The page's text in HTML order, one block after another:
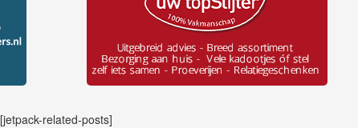
[jetpack-related-posts]